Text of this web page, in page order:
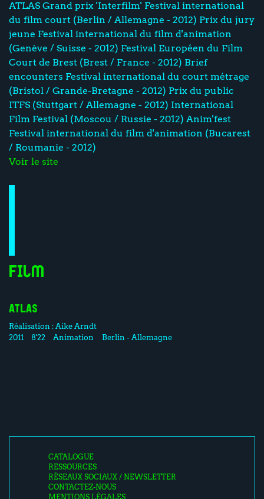
ATLAS Grand prix 'Interfilm' Festival international
du film court (Berlin / Allemagne - 2012) Prix du jury
jeune Festival international du film d'animation
(Genève / Suisse - 2012) Festival Européen du Film
Court de Brest (Brest / France - 2012) Brief
encounters Festival international du court métrage
(Bristol / Grande-Bretagne - 2012) Prix du public
ITFS (Stuttgart / Allemagne - 2012) International
Film Festival (Moscou / Russie - 2012) Anim'fest
Festival international du film d'animation (Bucarest
/ Roumanie - 2012)
Voir le site
Film
ATLAS
Réalisation : Aike Arndt
2011
8'22 Animation Berlin - Allemagne
CATALOGUE
RESSOURCES
RÉSEAUX SOCIAUX / NEWSLETTER
CONTACTEZ-NOUS